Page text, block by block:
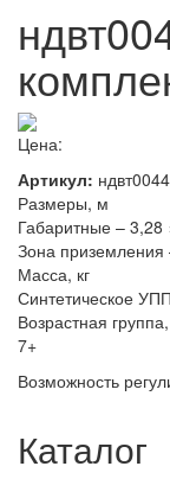
Цена:
Артикул: ндвт0044
Размеры, м
Габаритные – 3,28
Зона
Масса, кг
Синтетическое
Возрастная
7+
Возможность
Каталог